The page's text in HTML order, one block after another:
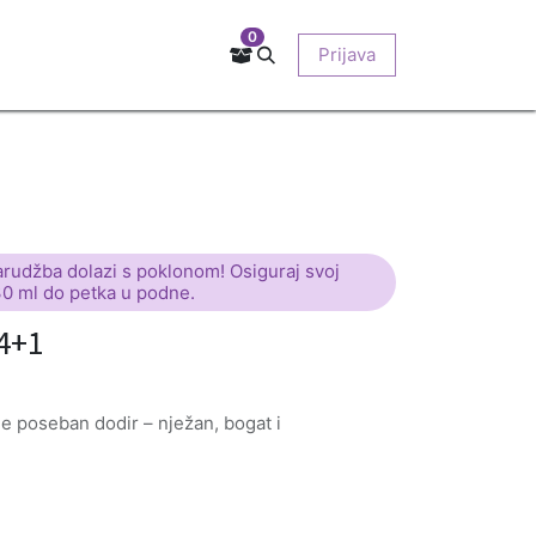
Prodajna mjesta EU-projekti
0
Prijava
dolazi s poklonom! Osiguraj svoj
ml do petka u podne.
poseban dodir – nježan, bogat i